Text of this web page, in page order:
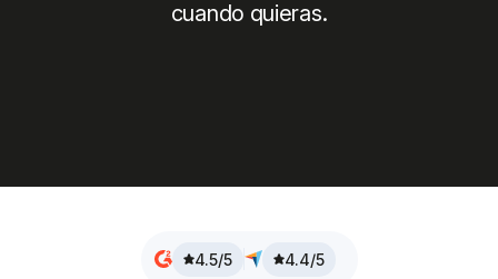
cuando quieras.
4.5/5 4.4/5